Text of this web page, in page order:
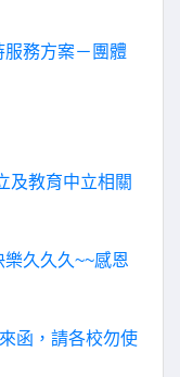
務方案－團體
及教育中立相關
樂久久久~~感恩
函，請各校勿使